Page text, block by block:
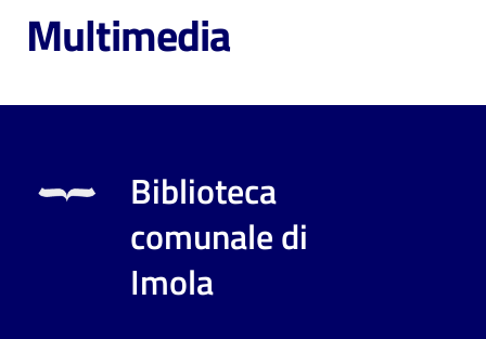
puoi
Multimedia
Biblioteca
comunale di
Imola